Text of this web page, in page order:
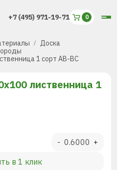
+7 (495) 971-19-71
Доска
1 сорт AB-BC
лиственница 1
в 1 клик
- +